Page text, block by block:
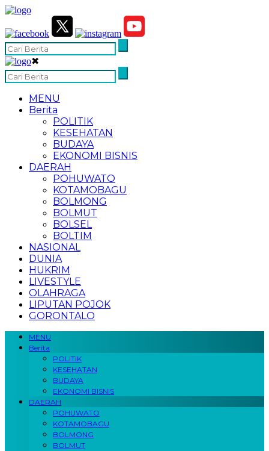
✖
MENU
Berita
POLITIK
KESEHATAN
BUDAYA
EKONOMI BISNIS
DAERAH
POHUWATO
KOTAMOBAGU
BOLMONG
BOLMUT
BOLSEL
BOLTIM
NASIONAL
DUNIA
HUKRIM
LIVESTYLE
OLAHRAGA
LIPUTAN POJOK
GORONTALO
MENU
Berita
POLITIK
KESEHATAN
BUDAYA
EKONOMI BISNIS
DAERAH
POHUWATO
KOTAMOBAGU
BOLMONG
BOLMUT